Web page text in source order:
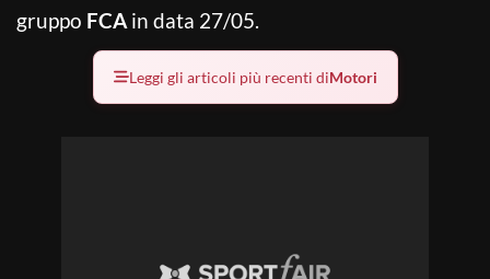
gruppo FCA in data 27/05.
Leggi gli articoli più recenti diMotori